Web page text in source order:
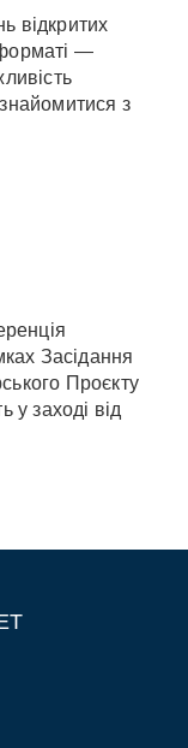
відкритих
—
з
Засідання
Проєкту
у заході від